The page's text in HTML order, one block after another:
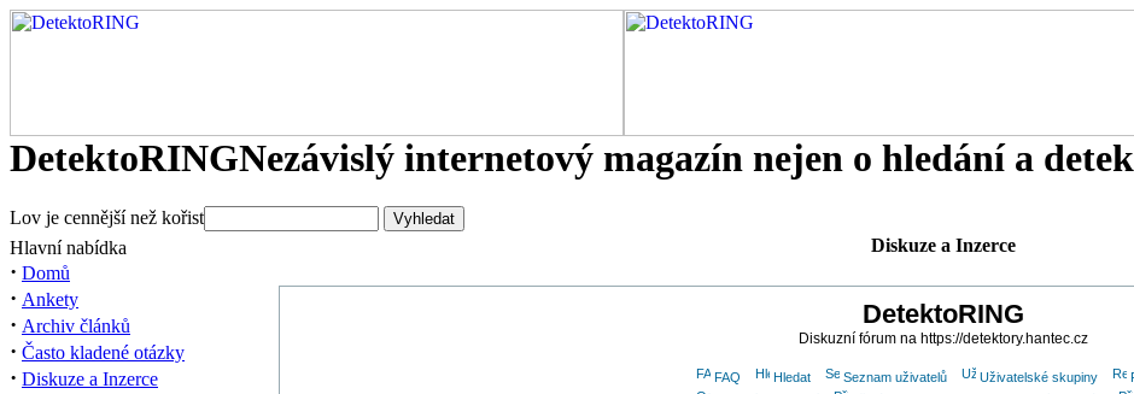
DetektoRINGNezávislý internetový magazín nejen o hledání a
Lov je cennější než kořist
Hlavní nabídka
· Domů
· Ankety
· Archiv článků
· Často kladené otázky
· Diskuze a Inzerce
Diskuze a Inzerce
DetektoRING
Diskuzní fórum na https://detektory.hantec.cz
FAQ Hledat Seznam uživatelů Uživatelské skupiny